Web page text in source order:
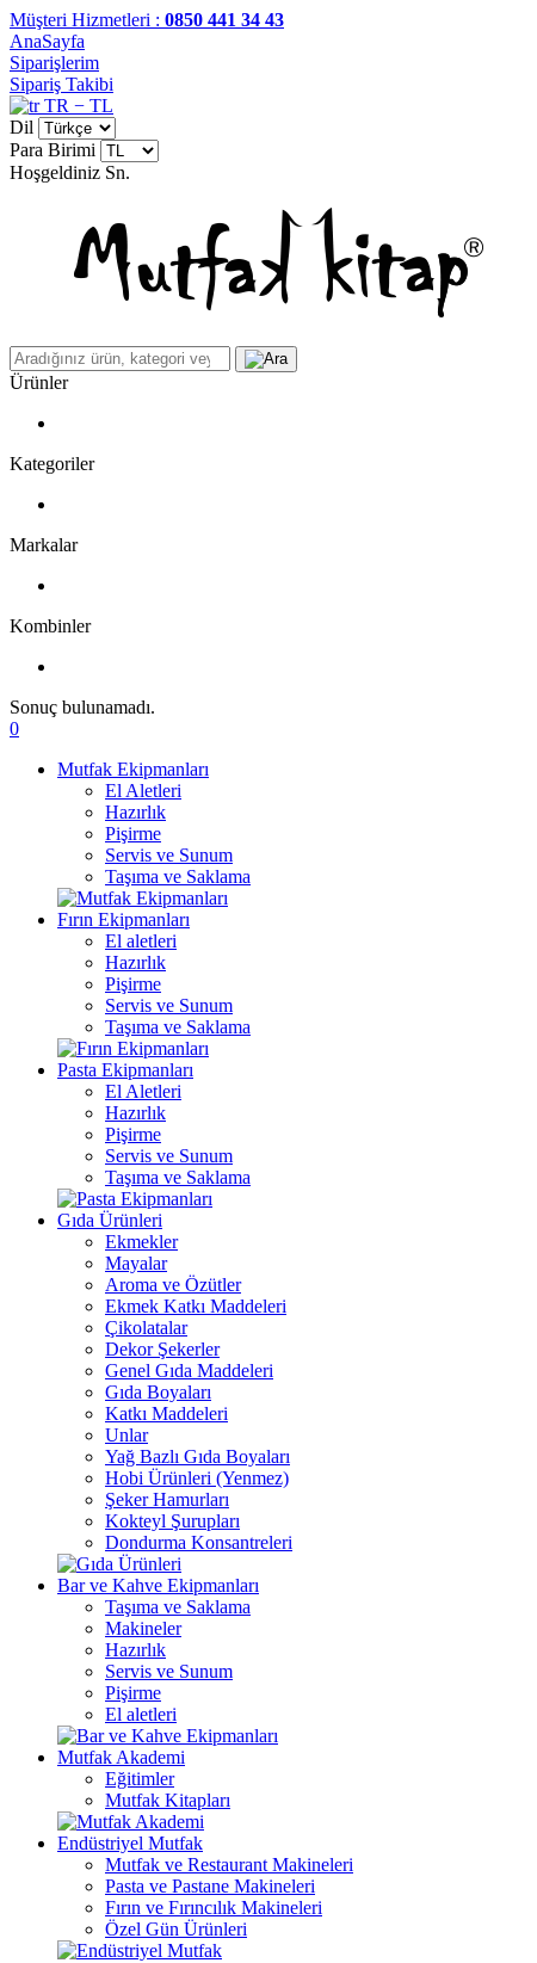
Müşteri Hizmetleri : 0850 441 34 43
AnaSayfa
Siparişlerim
Sipariş Takibi
TR − TL
Dil
Para Birimi
Hoşgeldiniz Sn.
Ürünler
Kategoriler
Markalar
Kombinler
Sonuç bulunamadı.
0
Mutfak Ekipmanları
El Aletleri
Hazırlık
Pişirme
Servis ve Sunum
Taşıma ve Saklama
Fırın Ekipmanları
El aletleri
Hazırlık
Pişirme
Servis ve Sunum
Taşıma ve Saklama
Pasta Ekipmanları
El Aletleri
Hazırlık
Pişirme
Servis ve Sunum
Taşıma ve Saklama
Gıda Ürünleri
Ekmekler
Mayalar
Aroma ve Özütler
Ekmek Katkı Maddeleri
Çikolatalar
Dekor Şekerler
Genel Gıda Maddeleri
Gıda Boyaları
Katkı Maddeleri
Unlar
Yağ Bazlı Gıda Boyaları
Hobi Ürünleri (Yenmez)
Şeker Hamurları
Kokteyl Şurupları
Dondurma Konsantreleri
Bar ve Kahve Ekipmanları
Taşıma ve Saklama
Makineler
Hazırlık
Servis ve Sunum
Pişirme
El aletleri
Mutfak Akademi
Eğitimler
Mutfak Kitapları
Endüstriyel Mutfak
Mutfak ve Restaurant Makineleri
Pasta ve Pastane Makineleri
Fırın ve Fırıncılık Makineleri
Özel Gün Ürünleri